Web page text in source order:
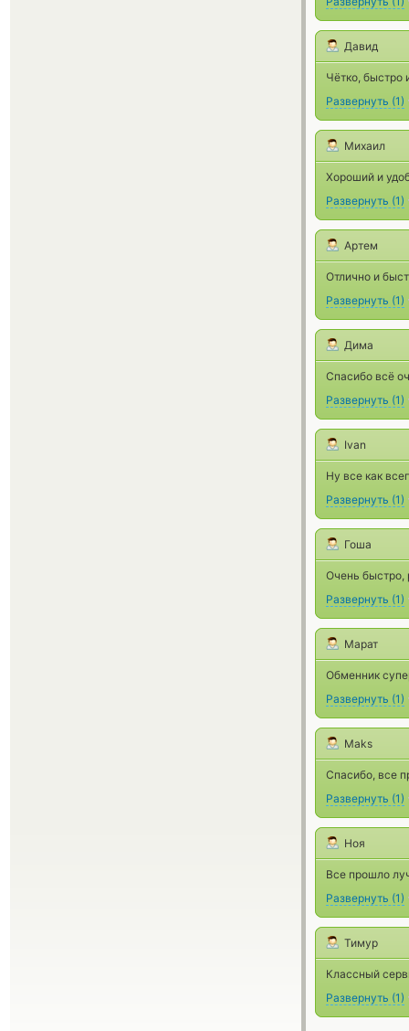
Давид
Чётко, быстро
Развернуть (1)
Михаил
Хороший и
Развернуть (1)
Артем
Отлично и
Развернуть (1)
Дима
Спасибо всё
Развернуть (1)
Ivan
Ну все как
Развернуть (1)
Гоша
Очень быстро,
Развернуть (1)
Марат
Обменник
Развернуть (1)
Maks
Спасибо, все
Развернуть (1)
Ноя
Все прошло
Развернуть (1)
Тимур
Классный
Развернуть (1)